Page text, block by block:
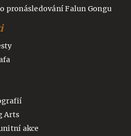
pronásledování Falun Gongu
Arts
akce